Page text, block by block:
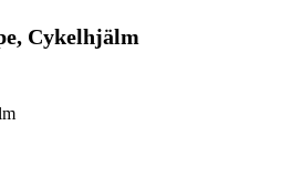
Cykelhjälm